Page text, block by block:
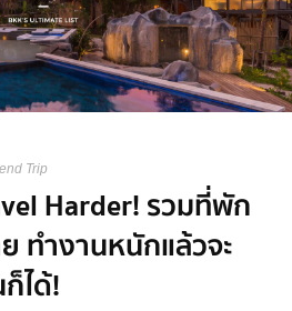
Trip
Harder! รวมที่พัก
ทำงานหนักแล้วจะ
ได้!